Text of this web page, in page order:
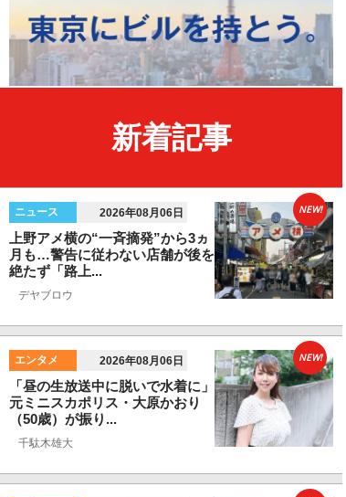
新着記事
ニュース 2026年08月06日
上野アメ横の“一斉摘発”から3ヵ
月も…警告に従わない店舗が後を
絶たず「路上...
デヤブロウ
NEW!
エンタメ 2026年08月06日
「昼の生放送中に脱いで水着に」
元ミニスカポリス・大原かおり
（50歳）が振り...
千駄木雄大
NEW!